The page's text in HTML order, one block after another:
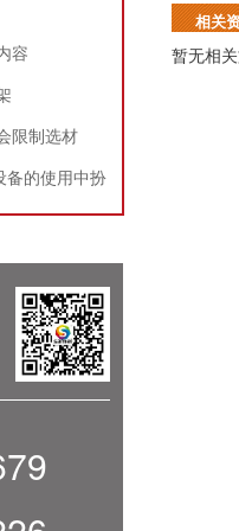
容
限制选材
备的使用中扮
相关
暂无相关